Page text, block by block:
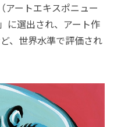
ートエキスポニュー
に選出され、アート作
、世界水準で評価され